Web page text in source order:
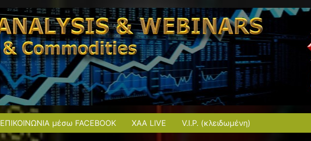
ΕΠΙΚΟΙΝΩΝΙΑ μέσω FACEBOOK XAA LIVE V.I.P. (κλειδωμένη)